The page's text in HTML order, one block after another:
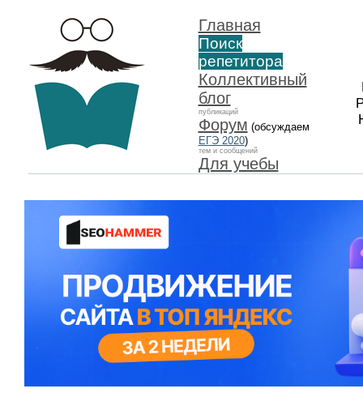
Главная
Поиск
репетитора
Коллективный
блог
публикаций
Форум (обсуждаем
ЕГЭ 2020)
тем и сообщений
Для учебы